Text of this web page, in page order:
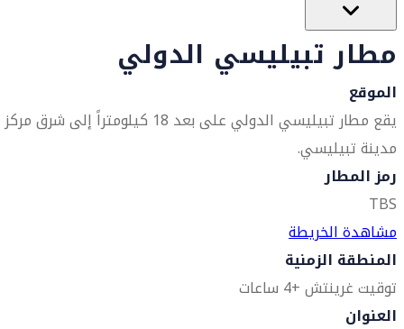
مطار تبيليسي الدولي
الموقع
يقع مطار تبيليسي الدولي على بعد 18 كيلومتراً إلى شرق مركز
مدينة تبيليسي.
رمز المطار
TBS
مشاهدة الخريطة
المنطقة الزمنية
توقيت غرينتش +4 ساعات
العنوان